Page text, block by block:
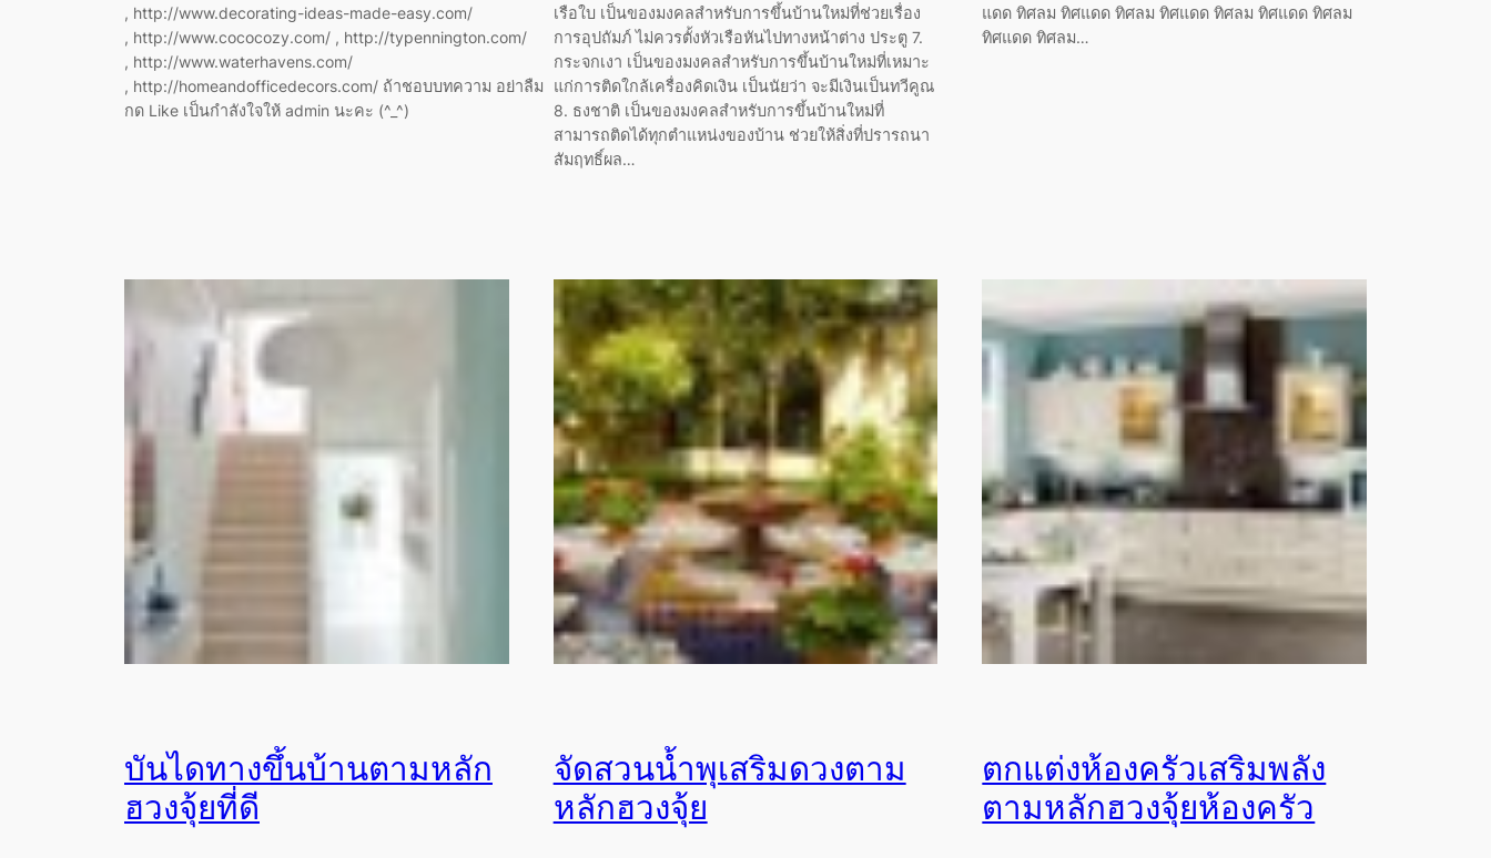
, http://www.decorating-ideas-made-easy.com/
, http://www.cococozy.com/ , http://typennington.com/
, http://www.waterhavens.com/
, http://homeandofficedecors.com/ ถ้าชอบบทความ อย่าลืม
กด Like เป็นกำลังใจให้ admin นะคะ (^_^)
เรือใบ เป็นของมงคลสำหรับการขึ้นบ้านใหม่ที่ช่วยเรื่อง
การอุปถัมภ์ ไม่ควรตั้งหัวเรือหันไปทางหน้าต่าง ประตู 7.
กระจกเงา เป็นของมงคลสำหรับการขึ้นบ้านใหม่ที่เหมาะ
แก่การติดใกล้เครื่องคิดเงิน เป็นนัยว่า จะมีเงินเป็นทวีคูณ
8. ธงชาติ เป็นของมงคลสำหรับการขึ้นบ้านใหม่ที่
สามารถติดได้ทุกตำแหน่งของบ้าน ช่วยให้สิ่งที่ปรารถนา
สัมฤทธิ์ผล…
แดด ทิศลม ทิศแดด ทิศลม ทิศแดด ทิศลม ทิศแดด ทิศลม
ทิศแดด ทิศลม…
บันไดทางขึ้นบ้านตามหลัก
ฮวงจุ้ยที่ดี
จัดสวนน้ำพุเสริมดวงตาม
หลักฮวงจุ้ย
ตกแต่งห้องครัวเสริมพลัง
ตามหลักฮวงจุ้ยห้องครัว